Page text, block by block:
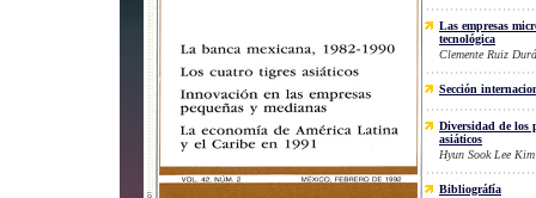
Las empresas
tecnológica
Clemente Ruiz
Sección
Diversidad de los
asiáticos
Hyun Sook Lee Kim
Bibliográfía